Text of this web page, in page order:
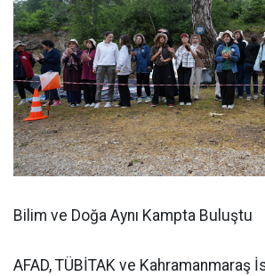
Bilim ve Doğa Aynı Kampta Buluştu
AFAD, TÜBİTAK ve Kahramanmaraş